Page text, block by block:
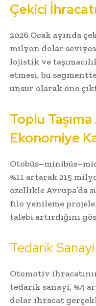
Çekici
2026 Ocak ayında
milyon dolar
lojistik ve
etmesi, bu
unsur olarak öne
Toplu
Ekonomiye
%11 artarak 215
özellikle Avrupa’da
filo yenileme
talebi artırdığını
Tedarik
Otomotiv
tedarik sanayi, %4
dolar ihracat